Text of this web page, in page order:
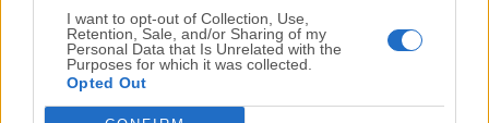
I want to opt-out of Collection, Use,
Retention, Sale, and/or Sharing of my
Personal Data that Is Unrelated with the
Purposes for which it was collected.
Opted Out
Descargar MySQL 5.7.14 (32-bit)